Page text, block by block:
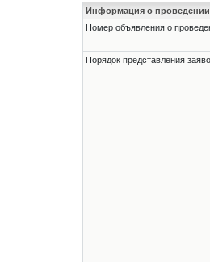
Информация о проведении
Номер объявления о
Порядок представления